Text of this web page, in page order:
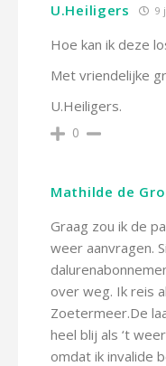
U.Heiligers 9
Hoe kan ik deze
Met vriendelijke
U.Heiligers.
0
Mathilde de
Graag zou ik de
weer aanvragen.
over weg. Ik reis
Zoetermeer.De
heel blij als ‘t
omdat ik invalide